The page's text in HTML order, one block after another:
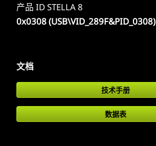
产品 ID STELLA 8
0x0308 (USB\VID_289F&PID_0308)
文档
技术手册
数据表